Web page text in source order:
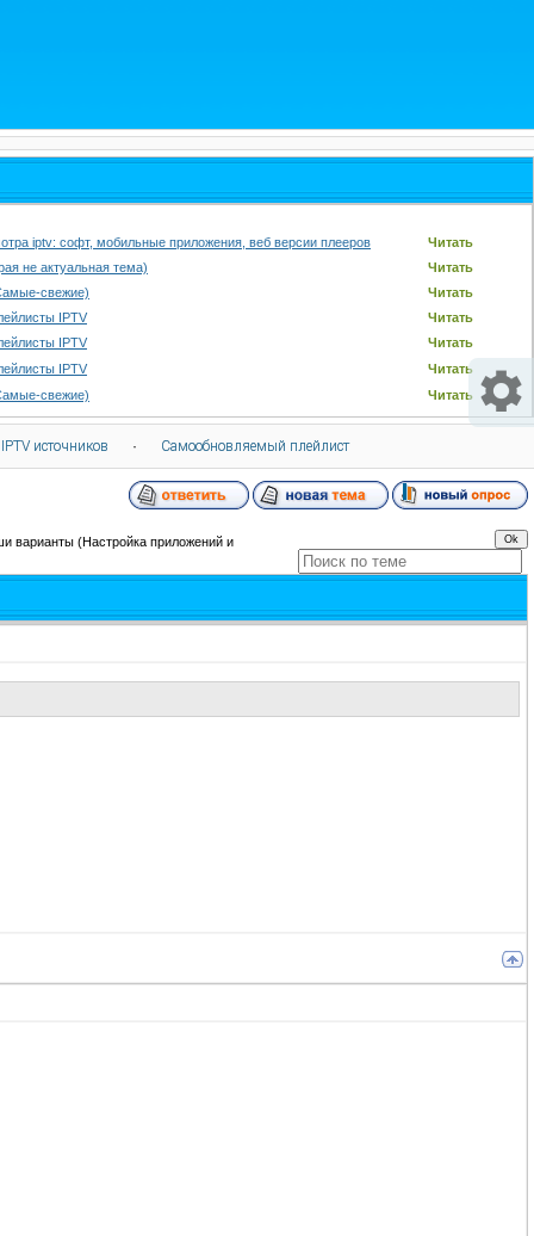
iptv: софт, мобильные приложения, веб версии плееров Читать
не актуальная тема) Читать
свежие) Читать
IPTV Читать
IPTV Читать
IPTV Читать
свежие) Читать
источников · Самообновляемый плейлист
варианты (Настройка приложений и